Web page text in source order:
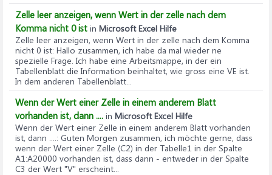
Zelle leer anzeigen, wenn Wert in der zelle nach dem
Komma nicht 0 ist in Microsoft Excel Hilfe
Zelle leer anzeigen, wenn Wert in der zelle nach dem Komma
nicht 0 ist: Hallo zusammen, ich habe da mal wieder ne
spezielle Frage. Ich habe eine Arbeitsmappe, in der ein
Tabellenblatt die Information beinhaltet, wie gross eine VE ist.
In dem anderen Tabellenblatt...
Wenn der Wert einer Zelle in einem anderem Blatt
vorhanden ist, dann .... in Microsoft Excel Hilfe
Wenn der Wert einer Zelle in einem anderem Blatt vorhanden
ist, dann ....: Guten Morgen zusammen, ich möchte gerne, dass
wenn der Wert einer Zelle (C2) in der Tabelle1 in der Spalte
A1:A20000 vorhanden ist, dass dann - entweder in der Spalte
C3 der Wert "V" erscheint...